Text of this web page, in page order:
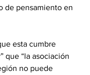
de pensamiento en
esta cumbre
que “la asociación
no puede